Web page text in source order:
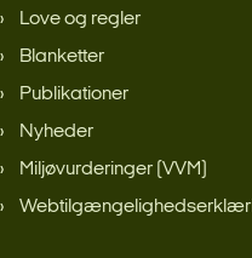
Love og regler
Blanketter
Publikationer
Nyheder
Miljøvurderinger (VVM)